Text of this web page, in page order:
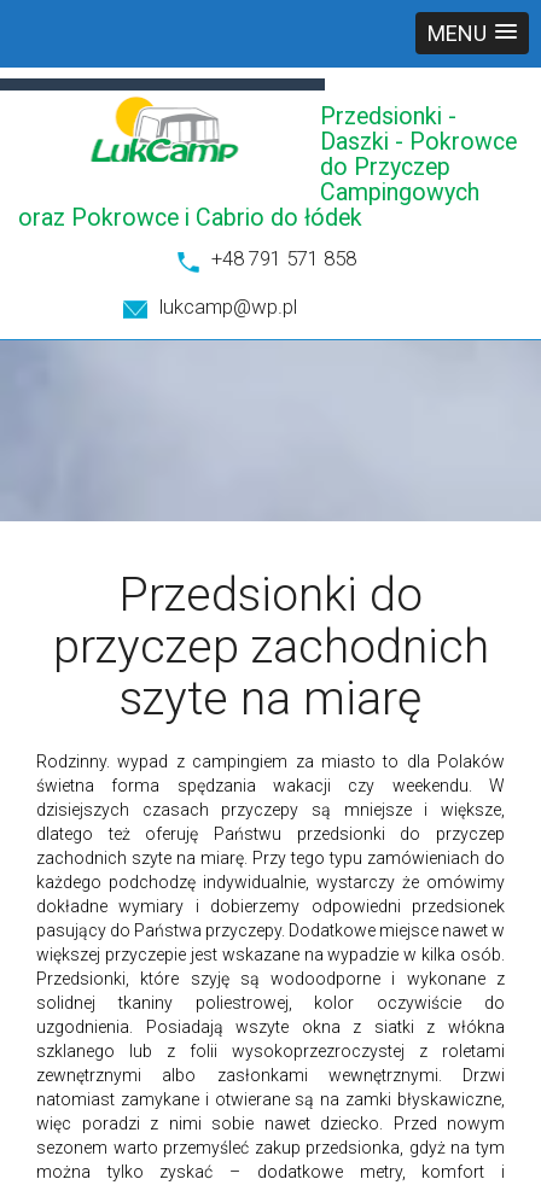
MENU
Przedsionki -
Daszki - Pokrowce
do Przyczep
Campingowych
oraz Pokrowce i Cabrio do łódek
+48 791 571 858
lukcamp@wp.pl
Przedsionki do
przyczep zachodnich
szyte na miarę
Rodzinny. wypad z campingiem za miasto to dla Polaków
świetna forma spędzania wakacji czy weekendu. W
dzisiejszych czasach przyczepy są mniejsze i większe,
dlatego też oferuję Państwu przedsionki do przyczep
zachodnich szyte na miarę. Przy tego typu zamówieniach do
każdego podchodzę indywidualnie, wystarczy że omówimy
dokładne wymiary i dobierzemy odpowiedni przedsionek
pasujący do Państwa przyczepy. Dodatkowe miejsce nawet w
większej przyczepie jest wskazane na wypadzie w kilka osób.
Przedsionki, które szyję są wodoodporne i wykonane z
solidnej tkaniny poliestrowej, kolor oczywiście do
uzgodnienia. Posiadają wszyte okna z siatki z włókna
szklanego lub z folii wysokoprzezroczystej z roletami
zewnętrznymi albo zasłonkami wewnętrznymi. Drzwi
natomiast zamykane i otwierane są na zamki błyskawiczne,
więc poradzi z nimi sobie nawet dziecko. Przed nowym
sezonem warto przemyśleć zakup przedsionka, gdyż na tym
można tylko zyskać – dodatkowe metry, komfort i